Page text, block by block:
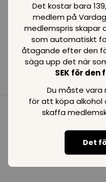
Det kostar bara
medlem på
medlemspris skapar
som automatiskt
åtagande efter den
säga upp det när
SEK för
Du måste vara
för att köpa alkohol
skaffa
Det
Loading...
Normalpris
SEK
Se